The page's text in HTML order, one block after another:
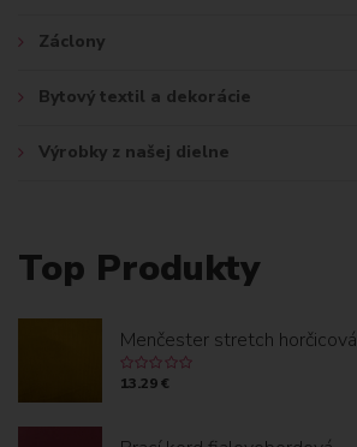
Záclony
Bytový textil a dekorácie
Výrobky z našej dielne
Top Produkty
Menčester stretch horčicová
13.29 €